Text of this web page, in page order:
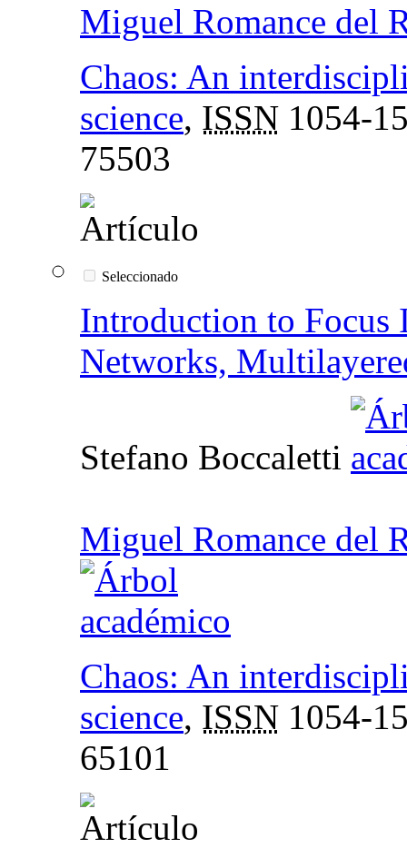
Miguel Romance del
Chaos: An
science, ISSN 1054-
75503
Seleccionado
Introduction to Focus
Networks,
Stefano Boccaletti
Miguel Romance del
Chaos: An
science, ISSN 1054-
65101